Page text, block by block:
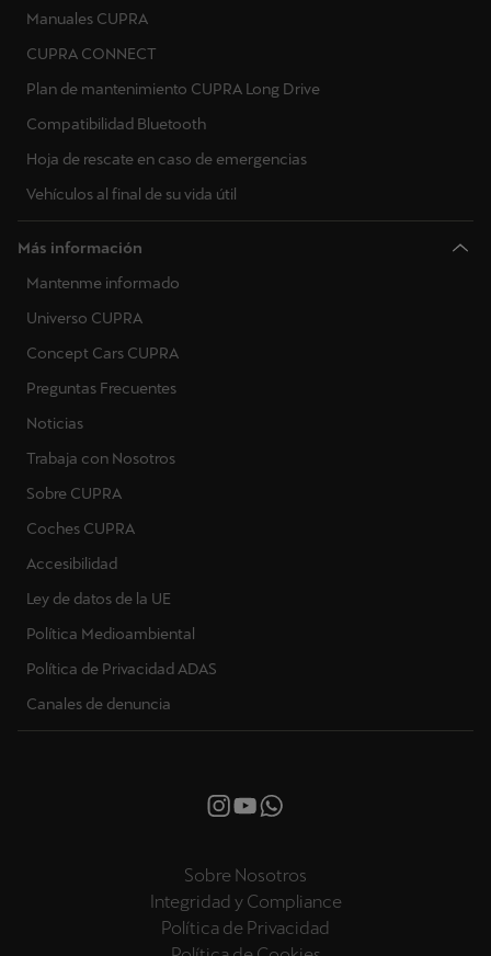
Manuales CUPRA
CUPRA CONNECT
Plan de mantenimiento CUPRA Long Drive
Compatibilidad Bluetooth
Hoja de rescate en caso de emergencias
Vehículos al final de su vida útil
Más información
Mantenme informado
Universo CUPRA
Concept Cars CUPRA
Preguntas Frecuentes
Noticias
Trabaja con Nosotros
Sobre CUPRA
Coches CUPRA
Accesibilidad
Ley de datos de la UE
Política Medioambiental
Política de Privacidad ADAS
Canales de denuncia
Sobre Nosotros
Integridad y Compliance
Política de Privacidad